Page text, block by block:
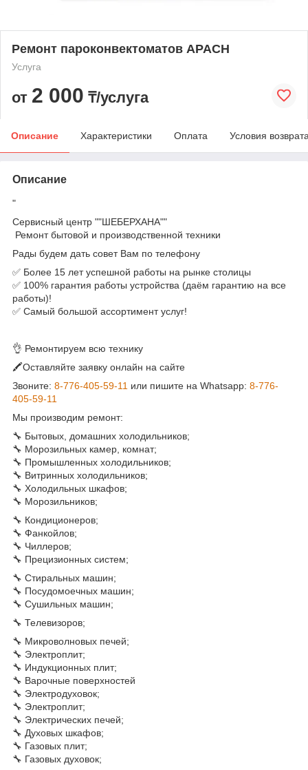
Ремонт пароконвектоматов APACH
Услуга
от 2 000 ₸/услуга
Описание Характеристики Оплата Условия
Описание
"
Сервисный центр ""ШЕБЕРХАНА""
Ремонт бытовой и производственной техники
Рады будем дать совет Вам по телефону
✅ Более 15 лет успешной работы на рынке столицы
✅ 100% гарантия работы устройства (даём гарантию на все
работы)!
✅ Самый большой ассортимент услуг!
👌 Ремонтируем всю технику
🖍Оставляйте заявку онлайн на сайте
Звоните: 8-776-405-59-11 или пишите на Whatsapp: 8-776-
405-59-11
Мы производим ремонт:
🔧 Бытовых, домашних холодильников;
🔧 Морозильных камер, комнат;
🔧 Промышленных холодильников;
🔧 Витринных холодильников;
🔧 Холодильных шкафов;
🔧 Морозильников;
🔧 Кондиционеров;
🔧 Фанкойлов;
🔧 Чиллеров;
🔧 Прецизионных систем;
🔧 Стиральных машин;
🔧 Посудомоечных машин;
🔧 Сушильных машин;
🔧 Телевизоров;
🔧 Микроволновых печей;
🔧 Электроплит;
🔧 Индукционных плит;
🔧 Варочные поверхностей
🔧 Электродуховок;
🔧 Электроплит;
🔧 Электрических печей;
🔧 Духовых шкафов;
🔧 Газовых плит;
🔧 Газовых духовок;